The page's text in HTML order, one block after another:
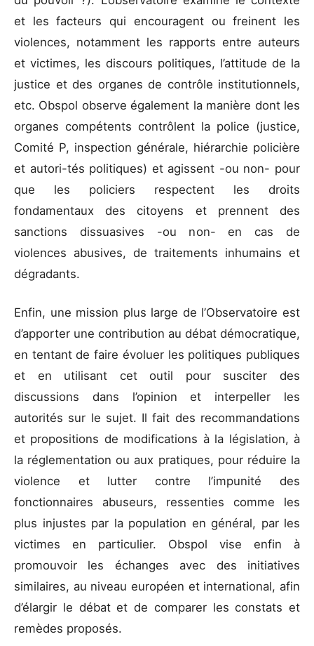
et les facteurs qui encouragent ou freinent les
violences, notamment les rapports entre auteurs
et victimes, les discours politiques, l’attitude de la
justice et des organes de contrôle institutionnels,
etc. Obspol observe également la manière dont les
organes compétents contrôlent la police (justice,
Comité P, inspection générale, hiérarchie policière
et autori-tés politiques) et agissent -ou non- pour
que les policiers respectent les droits
fondamentaux des citoyens et prennent des
sanctions dissuasives -ou non- en cas de
violences abusives, de traitements inhumains et
dégradants.
Enfin, une mission plus large de l’Observatoire est
d’apporter une contribution au débat démocratique,
en tentant de faire évoluer les politiques publiques
et en utilisant cet outil pour susciter des
discussions dans l’opinion et interpeller les
autorités sur le sujet. Il fait des recommandations
et propositions de modifications à la législation, à
la réglementation ou aux pratiques, pour réduire la
violence et lutter contre l’impunité des
fonctionnaires abuseurs, ressenties comme les
plus injustes par la population en général, par les
victimes en particulier. Obspol vise enfin à
promouvoir les échanges avec des initiatives
similaires, au niveau européen et international, afin
d’élargir le débat et de comparer les constats et
remèdes proposés.